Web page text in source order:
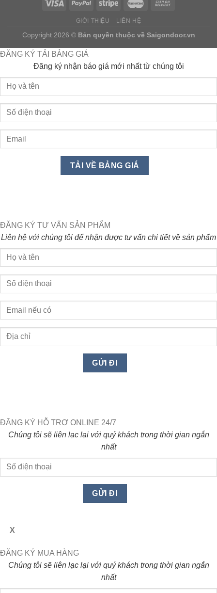
GIỚI THIỆU LIÊN HỆ
Copyright 2026 © Bản quyền thuộc về Saigondoor.vn
ĐĂNG KÝ TẢI BẢNG GIÁ
Đăng ký nhận báo giá mới nhất từ chúng tôi
ĐĂNG KÝ TƯ VẤN SẢN PHẨM
Liên hệ với chúng tôi để nhận được tư vấn chi tiết về sản phẩm
ĐĂNG KÝ HỖ TRỢ ONLINE 24/7
Chúng tôi sẽ liên lạc lại với quý khách trong thời gian ngắn
nhất
X
ĐĂNG KÝ MUA HÀNG
Chúng tôi sẽ liên lạc lại với quý khách trong thời gian ngắn
nhất